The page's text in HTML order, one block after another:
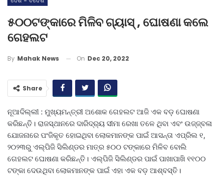
୫୦୦ଟଙ୍କାରେ ମିଳିବ ଗ୍ୟାସ୍ , ଘୋଷଣା କଲେ
ଗେହଲଟ
By Mahak News On Dec 20, 2022
Share
ନୂଆଦିଲ୍ଲୀ : ମୁଖ୍ୟମନ୍ତ୍ରୀ ଅଶୋକ ଗେହଲଟ ଆଜି ଏକ ବଡ଼ ଘୋଷଣା
କରିଛନ୍ତି। ରାଜସ୍ଥାନରେ ଦାରିଦ୍ର୍ୟ ସୀମା ରେଖା‌ ତଳେ ଥିବା ଏବଂ ଉଜ୍ଜ୍ବଳା
ଯୋଜନାରେ ପଂଜିକୃତ ହୋଇଥିବା ଲୋକମାନଙ୍କ ପାଇଁ ଆସନ୍ତା ଏପ୍ରିଲ ୧,
୨୦୨୩ରୁ ଏଲ୍‌ପିଜି ସିଲିଣ୍ଡର ମାତ୍ର ୫୦୦ ଟଙ୍କାରେ ମିଳିବ ବୋଲି
ଗେହଲଟ ଘୋଷଣା କରିଛନ୍ତି। ଏଲ୍‌ପିଜି ସିଲିଣ୍ଡର ପାଇଁ ପାଖାପାଖି ୧୧୦୦
ଟଙ୍କା ଦେଉଥିବା ଲୋକମାନଙ୍କ ପାଇଁ ଏହା ଏକ ବଡ଼ ଆଶ୍ବସ୍ତି।